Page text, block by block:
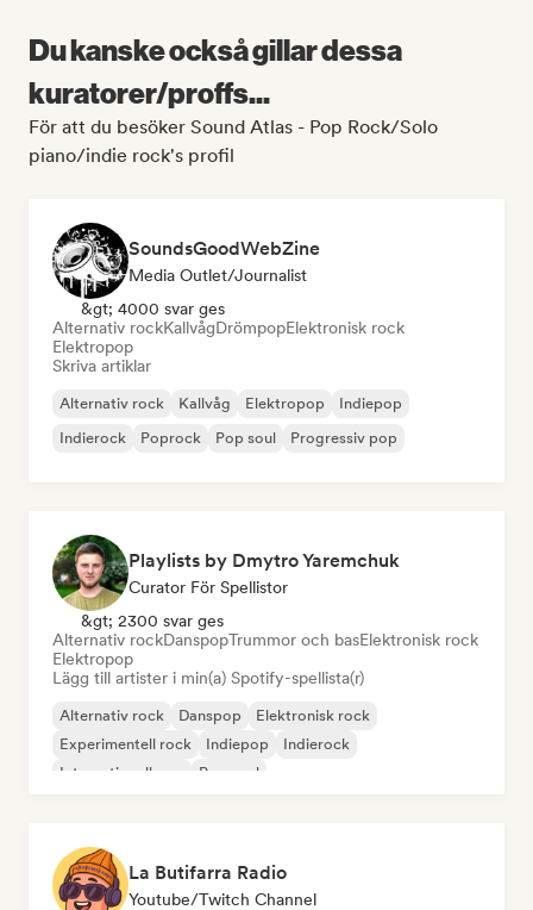
Du kanske också gillar dessa
kuratorer/proffs...
För att du besöker Sound Atlas - Pop Rock/Solo
piano/indie rock's profil
SoundsGoodWebZine
Media Outlet/Journalist
&gt; 4000 svar ges
Alternativ rockKallvågDrömpopElektronisk rock
Elektropop
Skriva artiklar
Alternativ rock Kallvåg Elektropop
Indiepop
Indierock
Poprock Pop soul Progressiv pop
Playlists by Dmytro Yaremchuk
Curator För Spellistor
&gt; 2300 svar ges
Alternativ rockDanspopTrummor och basElektronisk rock
Elektropop
Lägg till artister i min(a) Spotify-spellista(r)
Alternativ rock Danspop
Elektronisk rock
Experimentell rock
Indiepop
Indierock
Internationell pop
Pop soul
La Butifarra Radio
Youtube/Twitch Channel